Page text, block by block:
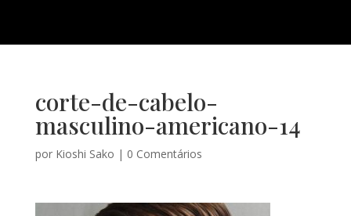
corte-de-cabelo-
masculino-americano-14
por Kioshi Sako | 0 Comentários